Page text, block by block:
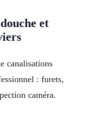
et
canalisations
: furets,
caméra.